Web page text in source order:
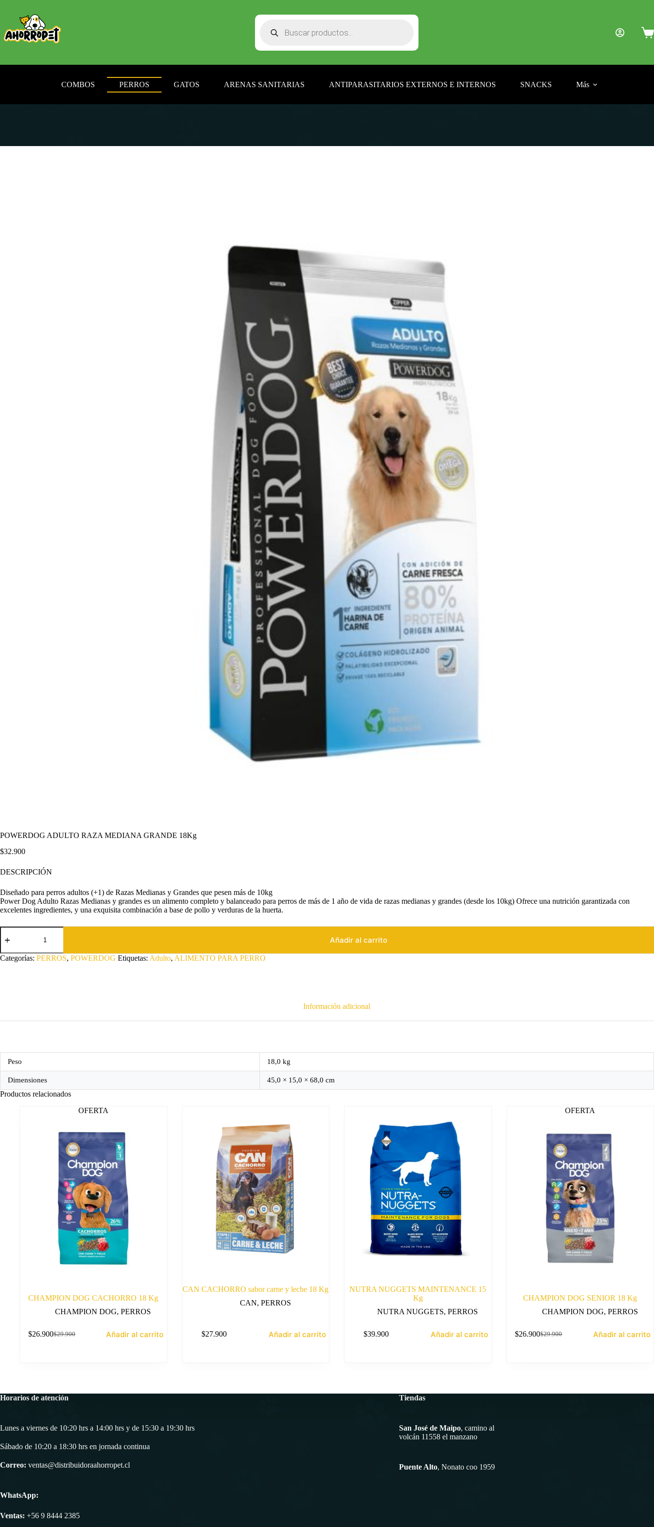
contenido
productos
COMBOS PERROS GATOS ARENAS SANITARIAS ANTIPARASITARIOS EXTERNOS E INTERNOS SNACKS Más
POWERDOG ADULTO RAZA MEDIANA GRANDE 18Kg
$32.900
DESCRIPCIÓN
Diseñado para perros adultos (+1) de Razas Medianas y Grandes que pesen más de 10kg
Power Dog Adulto Razas Medianas y grandes es un alimento completo y balanceado para perros de más de 1 año de vida de razas medianas y grandes (desde los 10kg) Ofrece una nutrición garantizada con
excelentes ingredientes, y una exquisita combinación a base de pollo y verduras de la huerta.
POWERDOG
ADULTO
MEDIANA
GRANDE
Añadir al carrito
Categorías: PERROS, POWERDOG Etiquetas: Adulto, ALIMENTO PARA PERRO
Información adicional
Peso 18,0 kg
Dimensiones 45,0 × 15,0 × 68,0 cm
Productos relacionados
OFERTA
CHAMPION DOG CACHORRO 18 Kg
CHAMPION DOG,PERROS
$29.900
El
$26.900El
Añadir al carrito
CAN CACHORRO sabor carne y leche 18 Kg
CAN, PERROS
$27.900 Añadir al carrito
NUTRA NUGGETS MAINTENANCE 15
Kg
NUTRA NUGGETS,PERROS
$39.900 Añadir al carrito
OFERTA
CHAMPION DOG SENIOR 18 Kg
CHAMPION DOG, PERROS
$29.900
El
$26.900El
Añadir al carrito
Horarios de atención
Lunes a viernes de 10:20 hrs a 14:00 hrs y de 15:30 a 19:30 hrs
Sábado de 10:20 a 18:30 hrs en jornada continua
Correo: ventas@distribuidoraahorropet.cl
WhatsApp:
Ventas: +56 9 8444 2385
Tiendas
San José de Maipo, camino al
volcán 11558 el manzano
Puente Alto, Nonato coo 1959